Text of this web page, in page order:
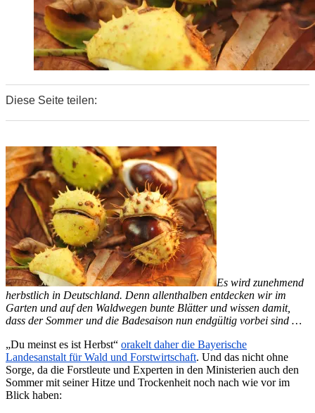
Diese Seite teilen:
Es wird zunehmend
herbstlich in Deutschland. Denn allenthalben entdecken wir im
Garten und auf den Waldwegen bunte Blätter und wissen damit,
dass der Sommer und die Badesaison nun endgültig vorbei sind …
„Du meinst es ist Herbst“ orakelt daher die Bayerische
Landesanstalt für Wald und Forstwirtschaft. Und das nicht ohne
Sorge, da die Forstleute und Experten in den Ministerien auch den
Sommer mit seiner Hitze und Trockenheit noch nach wie vor im
Blick haben: